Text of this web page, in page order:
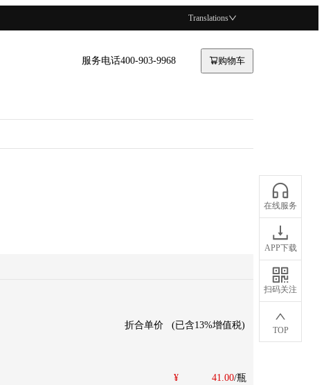
Translations
服务电话400-903-9968 购物车
在线服务
APP下载
扫码关注
TOP
折合单价
(已含13%增值税)
¥
41.00/瓶